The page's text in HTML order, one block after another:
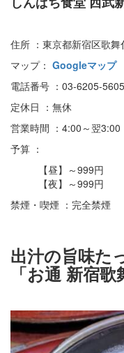
住所 ：東京都新宿区歌
マップ： Googleマップ
電話番号 ：03-6205-5605
定休日 ：無休
営業時間 ：4:00～翌3:00
予算 ：
【昼】～999円
【夜】～999円
禁煙・喫煙 ：完全禁煙
出汁の旨味た
「お通 新宿歌